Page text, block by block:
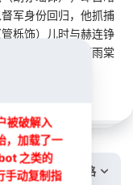
军身份回归，他抓捕
栎饰）儿时与赫连铮
多年后重聚，陌雨棠
切换线路
被破解入
加载了一
之类的
手动复制指